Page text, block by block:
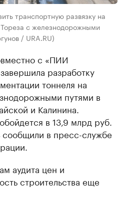
транспортную развязку на
с железнодорожными
/ URA.RU)
с «ПИИ
разработку
тоннеля на
путями в
и Калинина.
в 13,9 млрд руб.
в пресс-службе
аудита цен и
строительства еще